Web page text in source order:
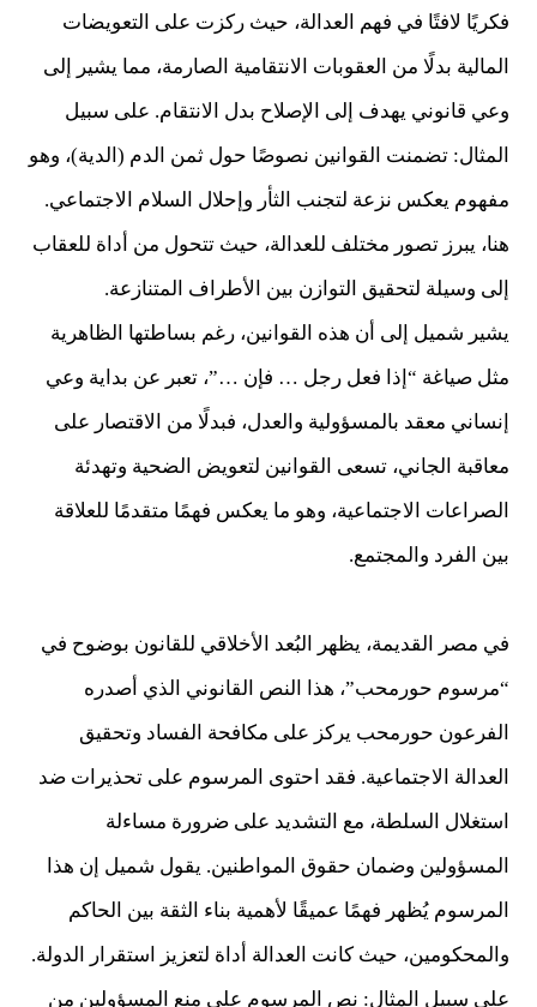
فكريًا لافتًا في فهم العدالة، حيث ركزت على التعويضات
المالية بدلًا من العقوبات الانتقامية الصارمة، مما يشير إلى
وعي قانوني يهدف إلى الإصلاح بدل الانتقام. على سبيل
المثال: تضمنت القوانين نصوصًا حول ثمن الدم (الدية)، وهو
مفهوم يعكس نزعة لتجنب الثأر وإحلال السلام الاجتماعي.
هنا، يبرز تصور مختلف للعدالة، حيث تتحول من أداة للعقاب
إلى وسيلة لتحقيق التوازن بين الأطراف المتنازعة.
يشير شميل إلى أن هذه القوانين، رغم بساطتها الظاهرية
مثل صياغة “إذا فعل رجل … فإن …”، تعبر عن بداية وعي
إنساني معقد بالمسؤولية والعدل، فبدلًا من الاقتصار على
معاقبة الجاني، تسعى القوانين لتعويض الضحية وتهدئة
الصراعات الاجتماعية، وهو ما يعكس فهمًا متقدمًا للعلاقة
بين الفرد والمجتمع.
في مصر القديمة، يظهر البُعد الأخلاقي للقانون بوضوح في
“مرسوم حورمحب”، هذا النص القانوني الذي أصدره
الفرعون حورمحب يركز على مكافحة الفساد وتحقيق
العدالة الاجتماعية. فقد احتوى المرسوم على تحذيرات ضد
استغلال السلطة، مع التشديد على ضرورة مساءلة
المسؤولين وضمان حقوق المواطنين. يقول شميل إن هذا
المرسوم يُظهر فهمًا عميقًا لأهمية بناء الثقة بين الحاكم
والمحكومين، حيث كانت العدالة أداة لتعزيز استقرار الدولة.
على سبيل المثال: نص المرسوم على منع المسؤولين من